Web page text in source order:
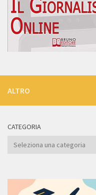
ALTRO
CATEGORIA
Categoria